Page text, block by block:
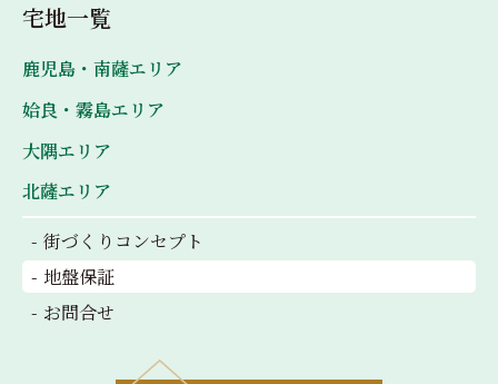
宅地一覧
鹿児島・南薩エリア
姶良・霧島エリア
大隅エリア
北薩エリア
街づくりコンセプト
地盤保証
お問合せ